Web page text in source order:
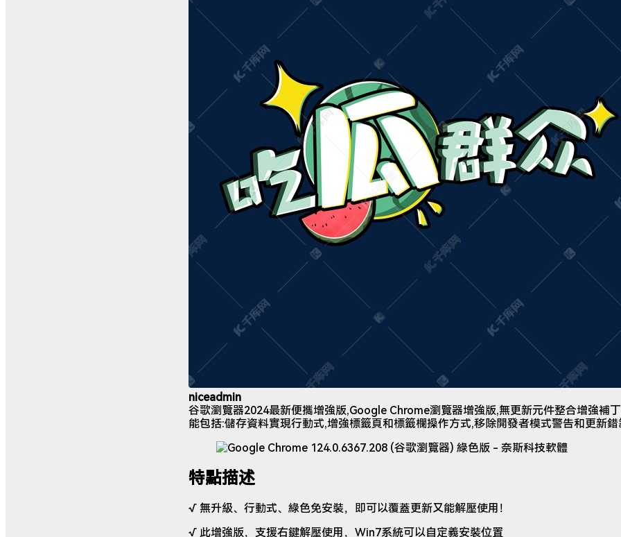
niceadmin
谷歌瀏覽器2024最新便攜增強版,Google Chrome瀏覽器增強版,無更新元件整合增強補
能包括:儲存資料實現行動式,增強標籤頁和標籤欄操作方式,移除開發者模式警告和更新錯
特點描述
√ 無升級、行動式、綠色免安裝，即可以覆蓋更新又能解壓使用！
√ 此增強版，支援右鍵解壓使用，Win7系統可以自定義安裝位置